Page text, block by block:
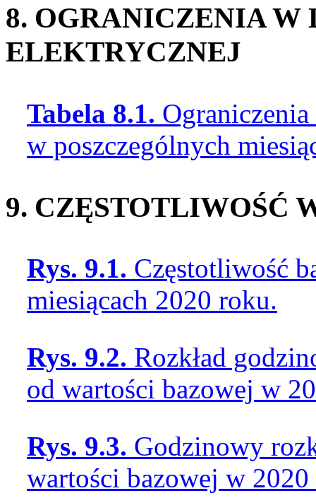
8. OGRANICZENIA W
ELEKTRYCZNEJ
Tabela 8.1.
w poszczególnych
9. CZĘSTOTLIWOŚĆ
Rys. 9.1. Częstotliwość
miesiącach 2020 roku.
Rys. 9.2. Rozkład
od wartości bazowej w
Rys. 9.3. Godzinowy
wartości bazowej w